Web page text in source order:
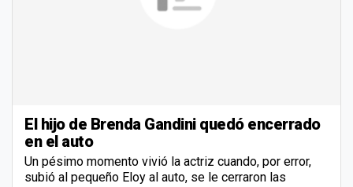
El hijo de Brenda Gandini quedó encerrado
en el auto
Un pésimo momento vivió la actriz cuando, por error,
subió al pequeño Eloy al auto, se le cerraron las